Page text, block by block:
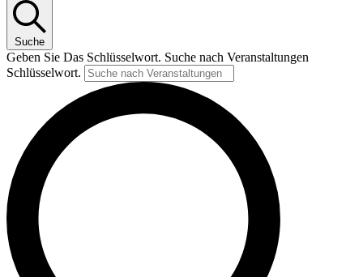
Suche
Geben Sie Das Schlüsselwort. Suche nach Veranstaltungen
Schlüsselwort.